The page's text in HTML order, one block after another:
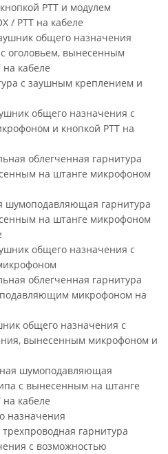
PTT и модулем
/ PTT на кабеле
общего назначения
оголовьем, вынесенным
кабеле
с заушным креплением и
общего назначения с
и кнопкой PTT на
облегченная гарнитура
на штанге микрофоном
шумоподавляющая гарнитура
на штанге микрофоном
общего назначения с
облегченная гарнитура
микрофоном на
общего назначения с
вынесенным микрофоном и
шумоподавляющая
с вынесенным на штанге
кабеле
назначения
гарнитура
с возможностью